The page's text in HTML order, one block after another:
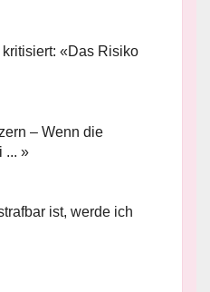
«Das Risiko
– Wenn die
... »
ist, werde ich